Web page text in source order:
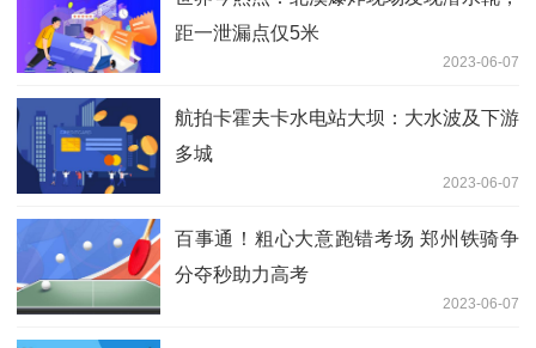
距一泄漏点仅5米
2023-06-07
航拍卡霍夫卡水电站大坝：大水波及下游
多城
2023-06-07
百事通！粗心大意跑错考场 郑州铁骑争
分夺秒助力高考
2023-06-07